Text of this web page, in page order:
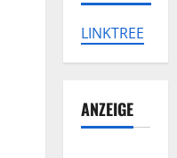
LINKTREE
ANZEIGE